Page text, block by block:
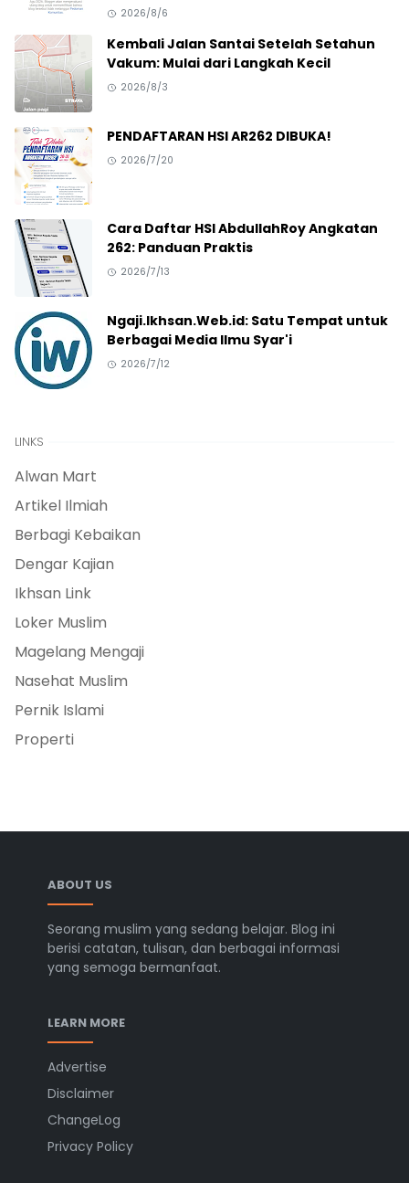
2026/8/6
Kembali Jalan Santai Setelah Setahun
Vakum: Mulai dari Langkah Kecil
2026/8/3
PENDAFTARAN HSI AR262 DIBUKA!
2026/7/20
Cara Daftar HSI AbdullahRoy Angkatan
262: Panduan Praktis
2026/7/13
Ngaji.Ikhsan.Web.id: Satu Tempat untuk
Berbagai Media Ilmu Syar'i
2026/7/12
LINKS
Alwan Mart
Artikel Ilmiah
Berbagi Kebaikan
Dengar Kajian
Ikhsan Link
Loker Muslim
Magelang Mengaji
Nasehat Muslim
Pernik Islami
Properti
ABOUT US
Seorang muslim yang sedang belajar. Blog ini
berisi catatan, tulisan, dan berbagai informasi
yang semoga bermanfaat.
LEARN MORE
Advertise
Disclaimer
ChangeLog
Privacy Policy